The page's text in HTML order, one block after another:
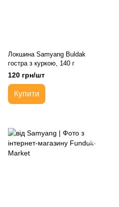
Локшина Samyang Buldak
гостра з куркою, 140 г
120 грн/шт
Купити